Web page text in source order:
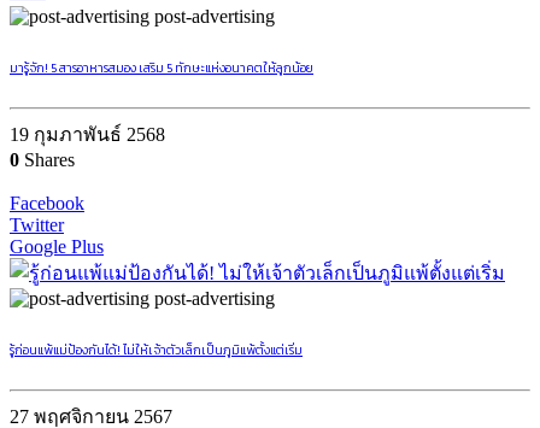
post-advertising
มารู้จัก! 5 สารอาหารสมอง เสริม 5 ทักษะแห่งอนาคตให้ลูกน้อย
19 กุมภาพันธ์ 2568
0 Shares
Facebook
Twitter
Google Plus
post-advertising
รู้ก่อนแพ้แม่ป้องกันได้! ไม่ให้เจ้าตัวเล็กเป็นภูมิแพ้ตั้งแต่เริ่ม
27 พฤศจิกายน 2567